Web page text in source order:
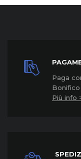
Paga
Bonifico
Più info